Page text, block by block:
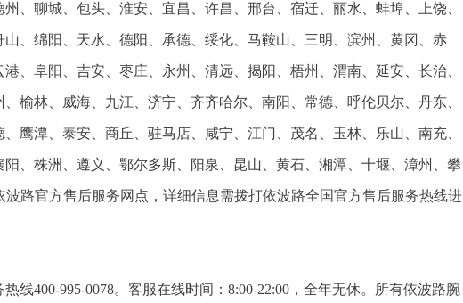
、聊城、包头、淮安、宜昌、许昌、邢台、宿迁、丽水、蚌埠、上饶、
、绵阳、天水、德阳、承德、绥化、马鞍山、三明、滨州、黄冈、赤
、阜阳、吉安、枣庄、永州、清远、揭阳、梧州、渭南、延安、长治、
榆林、威海、九江、济宁、齐齐哈尔、南阳、常德、呼伦贝尔、丹东、
鹰潭、泰安、商丘、驻马店、咸宁、江门、茂名、玉林、乐山、南充、
、株洲、遵义、鄂尔多斯、阳泉、昆山、黄石、湘潭、十堰、漳州、攀
路官方售后服务网点，详细信息需拨打依波路全国官方售后服务热线进
线400-995-0078。客服在线时间：8:00-22:00，全年无休。所有依波路腕